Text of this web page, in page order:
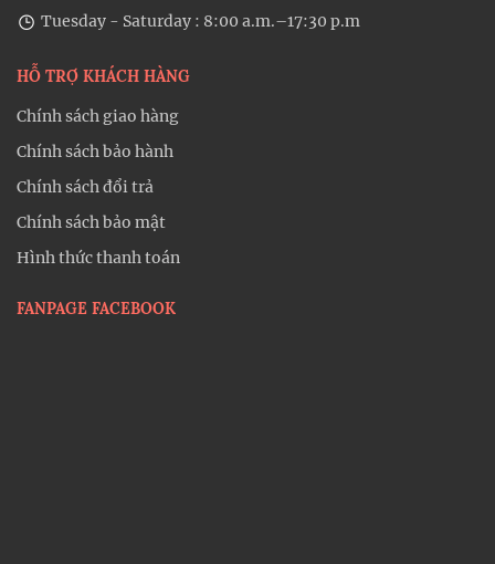
Tuesday - Saturday : 8:00 a.m.–17:30 p.m
HỖ TRỢ KHÁCH HÀNG
Chính sách giao hàng
Chính sách bảo hành
Chính sách đổi trả
Chính sách bảo mật
Hình thức thanh toán
FANPAGE FACEBOOK